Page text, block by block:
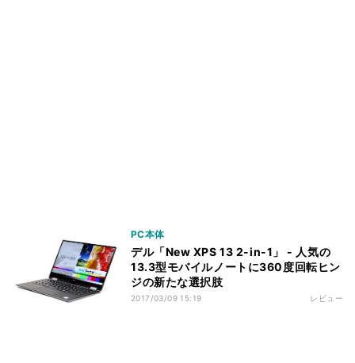
PC本体
デル「New XPS 13 2-in-1」 - 人気の
13.3型モバイルノートに360度回転ヒン
ジの新たな選択肢
2017/03/09 15:19 レビュー